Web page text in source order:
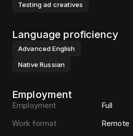
Testing ad creatives
Language proficiency
Advanced English
Native Russian
Employment
Employment
Full
Work format
Remote